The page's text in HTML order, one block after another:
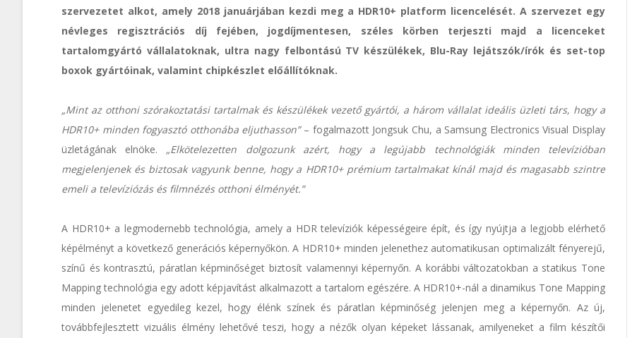
szervezetet alkot, amely 2018 januárjában kezdi meg a HDR10+ platform licencelését. A szervezet egy
névleges regisztrációs díj fejében, jogdíjmentesen, széles körben terjeszti majd a licenceket
tartalomgyártó vállalatoknak, ultra nagy felbontású TV készülékek, Blu-Ray lejátszók/írók és set-top
boxok gyártóinak, valamint chipkészlet előállítóknak.
„Mint az otthoni szórakoztatási tartalmak és készülékek vezető gyártói, a három vállalat ideális üzleti társ, hogy a
HDR10+ minden fogyasztó otthonába eljuthasson”– fogalmazott Jongsuk Chu, a Samsung Electronics Visual Display
üzletágának elnöke. „Elkötelezetten dolgozunk azért, hogy a legújabb technológiák minden televízióban
megjelenjenek és biztosak vagyunk benne, hogy a HDR10+ prémium tartalmakat kínál majd és magasabb szintre
emeli a televíziózás és filmnézés otthoni élményét.”
A HDR10+ a legmodernebb technológia, amely a HDR televíziók képességeire épít, és így nyújtja a legjobb elérhető
képélményt a következő generációs képernyőkön. A HDR10+ minden jelenethez automatikusan optimalizált fényerejű,
színű és kontrasztú, páratlan képminőséget biztosít valamennyi képernyőn. A korábbi változatokban a statikus Tone
Mapping technológia egy adott képjavítást alkalmazott a tartalom egészére. A HDR10+-nál a dinamikus Tone Mapping
minden jelenetet egyedileg kezel, hogy élénk színek és páratlan képminőség jelenjen meg a képernyőn. Az új,
továbbfejlesztett vizuális élmény lehetővé teszi, hogy a nézők olyan képeket lássanak, amilyeneket a film készítői